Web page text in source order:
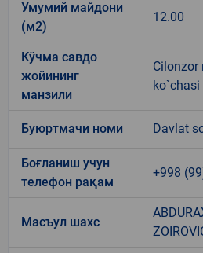
Умумий майдони
(м2)
12.00
Кўчма савдо
жойининг
манзили
Cilonzor
ko`chasi
Буюртмачи номи Davlat
Боғланиш учун
телефон рақам
+998
Масъул шахс